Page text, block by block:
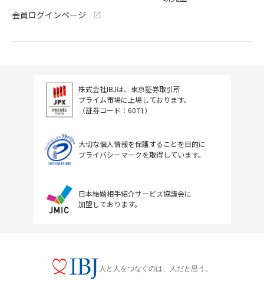
会員ログインページ
株式会社IBJは、東京証券取引所
プライム市場に上場しております。
（証券コード：6071）
大切な個人情報を保護することを目的に
プライバシーマークを取得しています。
日本結婚相手紹介サービス協議会に
加盟しております。
人と人をつなぐのは、人だと思う。